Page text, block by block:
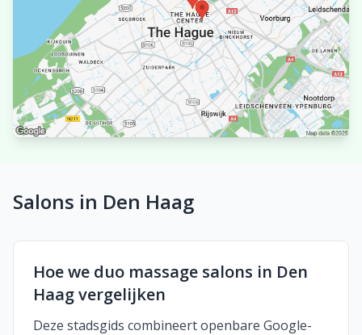
Salons in Den Haag
Hoe we duo massage salons in Den
Haag vergelijken
Deze stadsgids combineert openbare Google-